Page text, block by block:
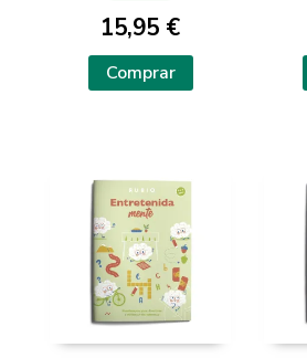
15,95 €
Comprar